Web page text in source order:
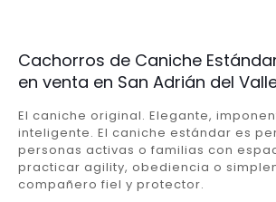
Cachorros de Caniche
en venta en San Adrián del
El caniche original. Elegante,
inteligente. El caniche estándar es
personas activas o familias con
practicar agility, obediencia o
compañero fiel y protector.